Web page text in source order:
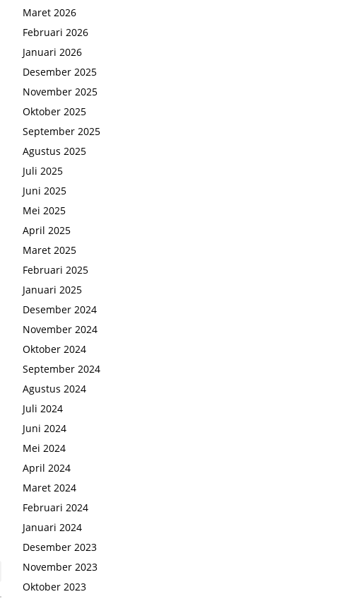
Maret 2026
Februari 2026
Januari 2026
Desember 2025
November 2025
Oktober 2025
September 2025
Agustus 2025
Juli 2025
Juni 2025
Mei 2025
April 2025
Maret 2025
Februari 2025
Januari 2025
Desember 2024
November 2024
Oktober 2024
September 2024
Agustus 2024
Juli 2024
Juni 2024
Mei 2024
April 2024
Maret 2024
Februari 2024
Januari 2024
Desember 2023
November 2023
Oktober 2023